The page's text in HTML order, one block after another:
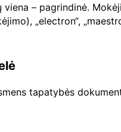
– pagrindinė.
„electron“,
tapatybės